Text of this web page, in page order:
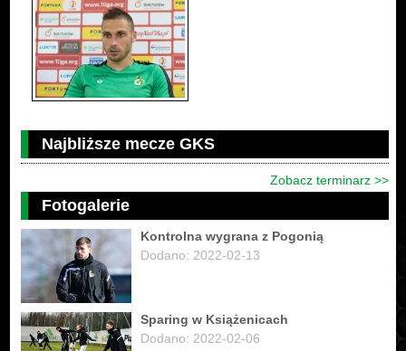
Najbliższe mecze GKS
Zobacz terminarz >>
Fotogalerie
Kontrolna wygrana z Pogonią
Dodano: 2022-02-13
Sparing w Książenicach
Dodano: 2022-02-06